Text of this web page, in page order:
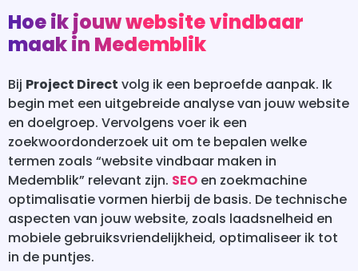
Hoe ik jouw website vindbaar
maak in Medemblik
Bij Project Direct volg ik een beproefde aanpak. Ik
begin met een uitgebreide analyse van jouw website
en doelgroep. Vervolgens voer ik een
zoekwoordonderzoek uit om te bepalen welke
termen zoals “website vindbaar maken in
Medemblik” relevant zijn. SEO en zoekmachine
optimalisatie vormen hierbij de basis. De technische
aspecten van jouw website, zoals laadsnelheid en
mobiele gebruiksvriendelijkheid, optimaliseer ik tot
in de puntjes.